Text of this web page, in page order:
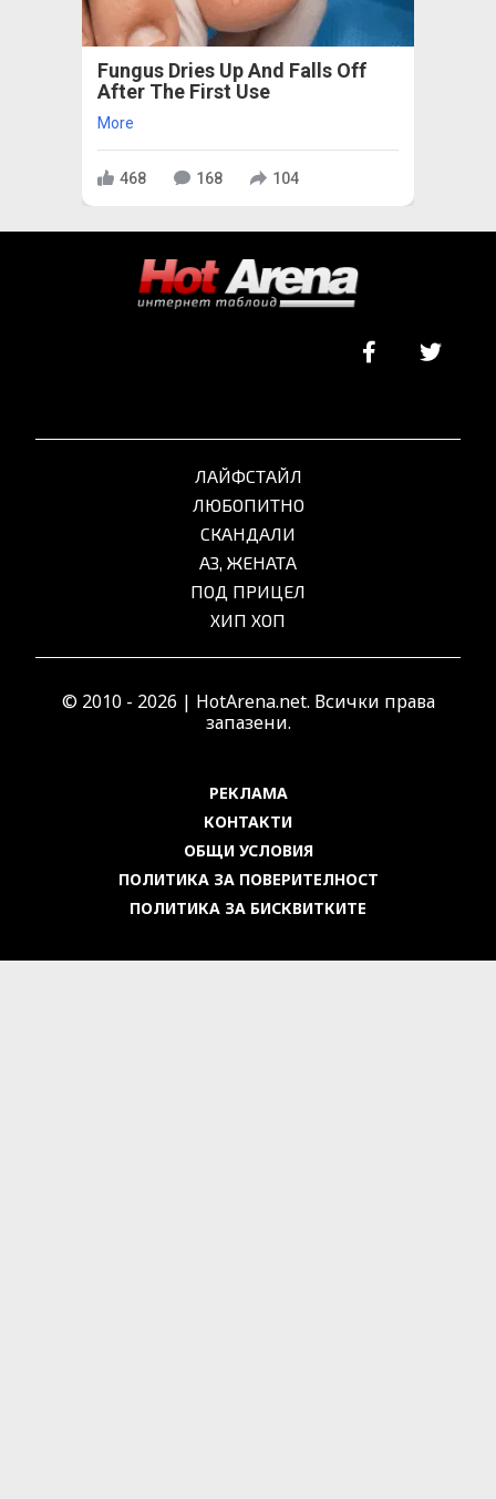
Fungus Dries Up And Falls Off
After The First Use
More
468 168 104
ЛАЙФСТАЙЛ
ЛЮБОПИТНО
СКАНДАЛИ
АЗ, ЖЕНАТА
ПОД ПРИЦЕЛ
ХИП ХОП
© 2010 - 2026 | HotArena.net. Всички права
запазени.
РЕКЛАМА
КОНТАКТИ
ОБЩИ УСЛОВИЯ
ПОЛИТИКА ЗА ПОВЕРИТЕЛНОСТ
ПОЛИТИКА ЗА БИСКВИТКИТЕ